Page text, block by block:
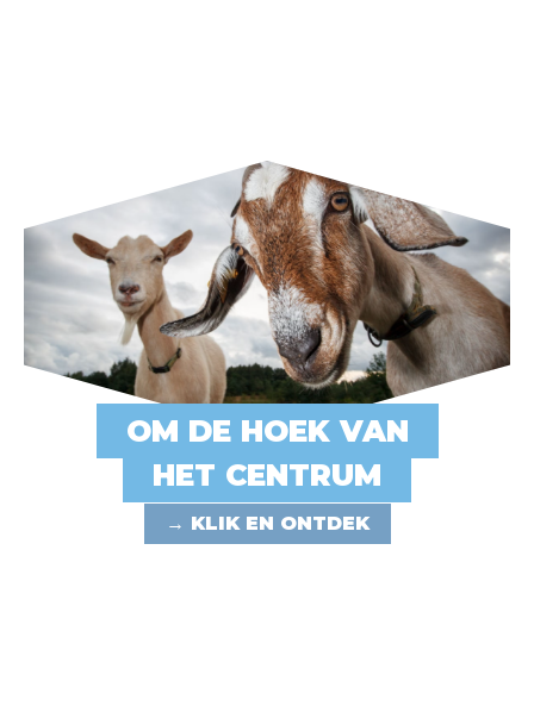
OM DE HOEK VAN
HET CENTRUM
→ KLIK EN ONTDEK